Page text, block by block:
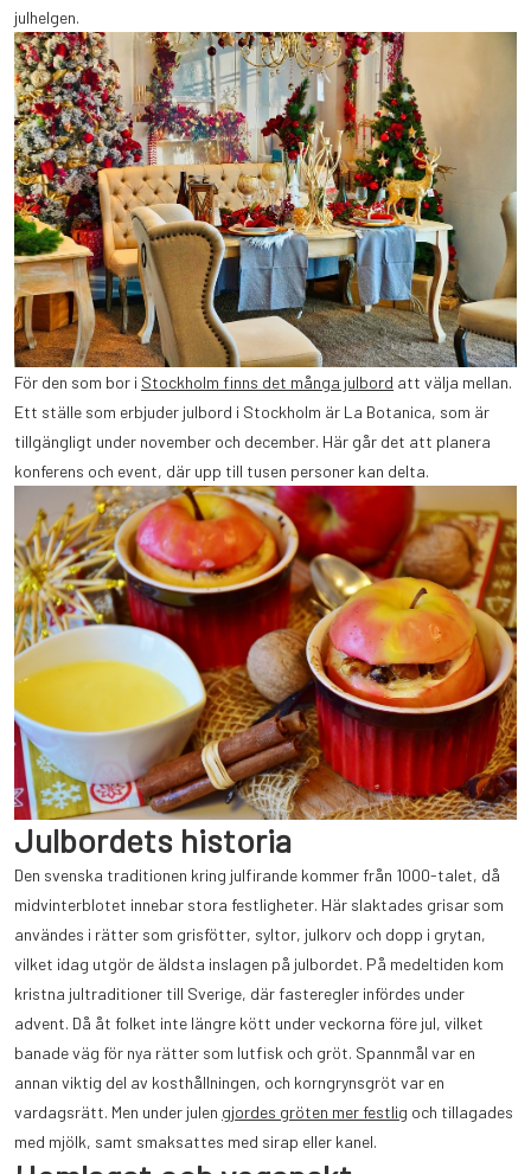
julhelgen.
För den som bor i Stockholm finns det många julbord att välja mellan.
Ett ställe som erbjuder julbord i Stockholm är La Botanica, som är
tillgängligt under november och december. Här går det att planera
konferens och event, där upp till tusen personer kan delta.
Julbordets historia
Den svenska traditionen kring julfirande kommer från 1000-talet, då
midvinterblotet innebar stora festligheter. Här slaktades grisar som
användes i rätter som grisfötter, syltor, julkorv och dopp i grytan,
vilket idag utgör de äldsta inslagen på julbordet. På medeltiden kom
kristna jultraditioner till Sverige, där fasteregler infördes under
advent. Då åt folket inte längre kött under veckorna före jul, vilket
banade väg för nya rätter som lutfisk och gröt. Spannmål var en
annan viktig del av kosthållningen, och korngrynsgröt var en
vardagsrätt. Men under julen gjordes gröten mer festlig och tillagades
med mjölk, samt smaksattes med sirap eller kanel.